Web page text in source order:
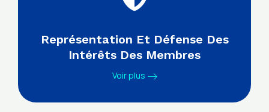
Représentation Et Défense Des
Intérêts Des Membres
Voir plus